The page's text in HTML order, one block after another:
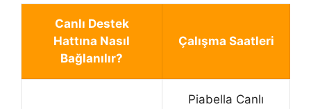
Canlı Destek
Hattına Nasıl
Bağlanılır?
Çalışma Saatleri
Piabella Canlı